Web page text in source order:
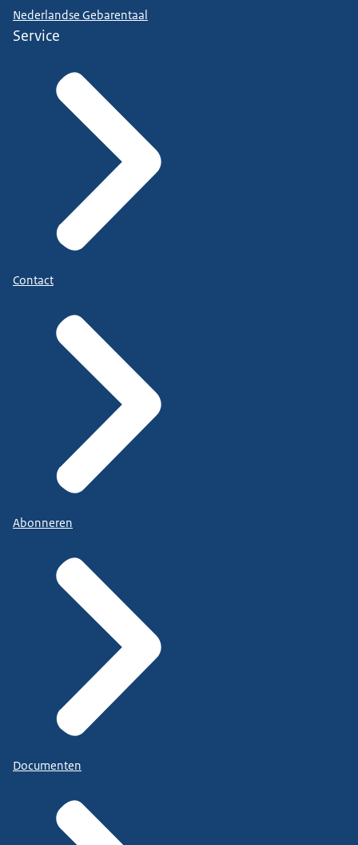
Nederlandse Gebarentaal
Service
Contact
Abonneren
Documenten